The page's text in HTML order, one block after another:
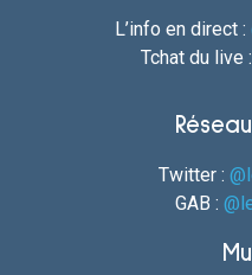
L’info en direct :
Tchat du live :
Twitter :
GAB :